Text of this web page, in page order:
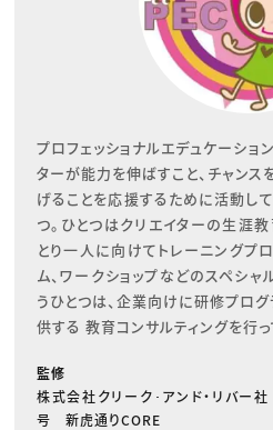
プロフェッショナルエデュケーショ
ターが能力を伸ばすこと、チャンス
げることを応援するために活動し
つ。ひとつはクリエイターの生涯
とり一人に向けてトレーニングプ
ム、ワークショップなどのスペシャ
うひとつは、企業向けに研修プロ
供する 教育コンサルティングを行っ
監修
株式会社クリーク･アンド・リバー
号 新虎通りCORE